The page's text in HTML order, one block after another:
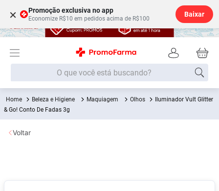
× Promoção exclusiva no app
Economize R$10 em pedidos acima de R$100
Baixar
O que você está buscando?
Beleza e Higiene Maquiagem Olhos
Iluminador Vult Glitter
& Go! Conto De Fadas 3g
Voltar
Termos mais buscados
1º Fralda
2